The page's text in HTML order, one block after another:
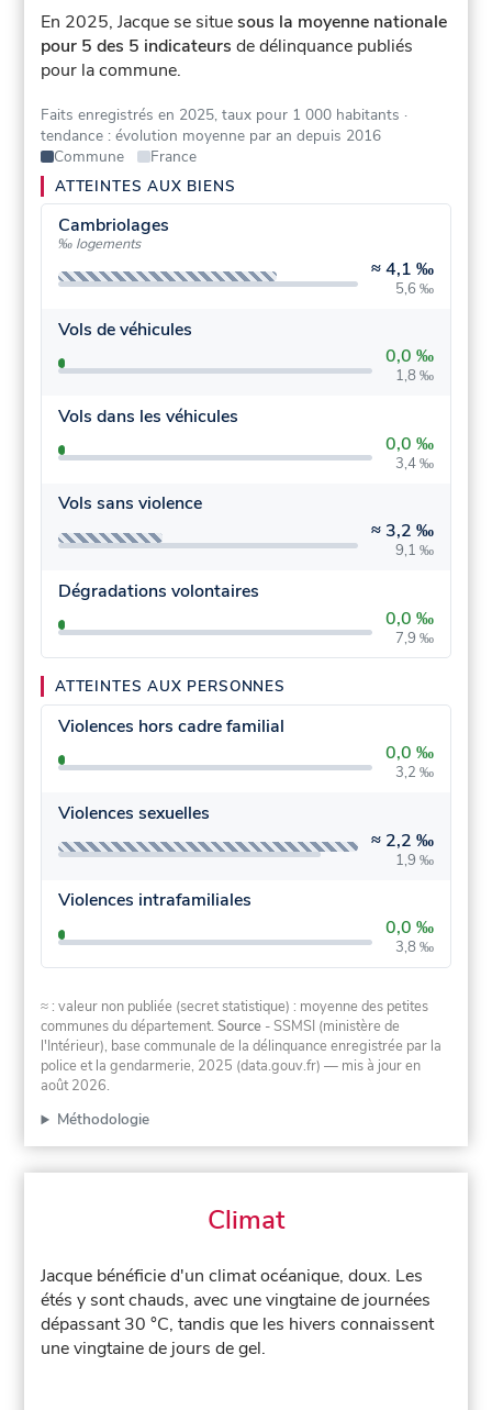
En 2025, Jacque se situesous la moyenne nationale
pour 5 des 5 indicateurs de délinquance publiés
pour la commune.
Faits enregistrés en 2025, taux pour 1 000 habitants ·
tendance : évolution moyenne par an depuis 2016
Commune
France
ATTEINTES AUX BIENS
Cambriolages
‰ logements
≈4,1 ‰
5,6 ‰
Vols de véhicules
0,0 ‰
1,8 ‰
Vols dans les véhicules
0,0 ‰
3,4 ‰
Vols sans violence
≈ 3,2 ‰
9,1 ‰
Dégradations volontaires
0,0 ‰
7,9 ‰
ATTEINTES AUX PERSONNES
Violences hors cadre familial
0,0 ‰
3,2 ‰
Violences sexuelles
≈ 2,2 ‰
1,9 ‰
Violences intrafamiliales
0,0 ‰
3,8 ‰
≈ : valeur non publiée (secret statistique) : moyenne des petites
communes du département.Source - SSMSI (ministère de
l'Intérieur), base communale de la délinquance enregistrée par la
police et la gendarmerie, 2025 (data.gouv.fr) — mis à jour en
août 2026.
Méthodologie
Climat
Jacque bénéficie d'un climat océanique, doux. Les
étés y sont chauds, avec une vingtaine de journées
dépassant 30 °C, tandis que les hivers connaissent
une vingtaine de jours de gel.